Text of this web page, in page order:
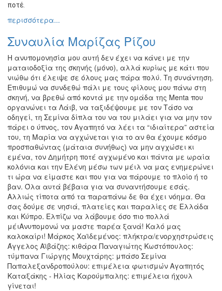
ποτέ.
περισσότερα...
Συναυλία Μαρίζας Ρίζου
Η ανυπομονησία μου αυτή δεν έχει να κάνει με την
ματαιοδοξία της σκηνής (μόνο), αλλά κυρίως με κάτι που
νιώθω ότι έλειψε σε όλους μας πάρα πολύ. Τη συνάντηση.
Επιθυμώ να συνδεθώ πάλι με τους φίλους μου πάνω στη
σκηνή, να βρεθώ από κοντά με την ομάδα της Menta που
οργανώνει τα Λάιβ, να ταξιδέψουμε με τον Τάσο να
οδηγεί, τη Σεμίνα δίπλα του να του μιλάει για να μην τον
πάρει ο ύπνος, τον Αγαπητό να λέει τα “ιδιαίτερα” αστεία
του, τη Μαρία να αγχώνεται για το αν θα έχουμε κόσμο
προσπαθώντας (μάταια συνήθως) να μην αγχώσει κι
εμένα, τον Δημήτρη ποτέ αγχωμένο και πάντα με ωραία
κολόνια και την Ελένη μέσω των μέιλ να μας ενημερώνει
τι ώρα να είμαστε και που για να πάρουμε το πλοίο ή το
βαν. Όλα αυτά βέβαια για να συναντήσουμε εσάς.
Αλλιώς τίποτα από τα παραπάνω δε θα έχει νόημα. Θα
σας δούμε σε νησιά, πλατείες και παραλίες σε Ελλάδα
και Κύπρο. Ελπίζω να λάβουμε όσο πιο πολλά
μέιΑνυπομονώ να μαστε παρέα ξανά! Καλό μας
καλοκαίρι! Μάρκος Χαϊδεμένος: πλήκτρα/ενορχηστρώσεις
Άγγελος Αϊβάζης: κιθάρα Παναγιώτης Κωστόπουλος:
τύμπανα Γιώργης Μουχτάρης: μπάσο Σεμίνα
Παπαλεξανδροπούλου: επιμέλεια φωτισμών Αγαπητός
Καταξάκης - Ηλίας Καρούμπαλης: επιμέλεια ήχουλ
γίνεται!